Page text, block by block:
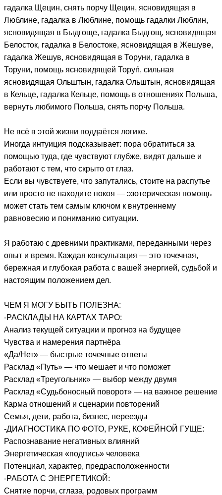
гадалка Щецин, снять порчу Щецин, ясновидящая в
Люблине, гадалка в Люблине, помощь гадалки Люблин,
ясновидящая в Быдгоще, гадалка Быдгощ, ясновидящая
Белосток, гадалка в Белостоке, ясновидящая в Жешуве,
гадалка Жешув, ясновидящая в Торуни, гадалка в
Торуни, помощь ясновидящей Торуń, сильная
ясновидящая Ольштын, гадалка Ольштын, ясновидящая
в Кельце, гадалка Кельце, помощь в отношениях Польша,
вернуть любимого Польша, снять порчу Польша.
Не всё в этой жизни поддаётся логике.
Иногда интуиция подсказывает: пора обратиться за
помощью туда, где чувствуют глубже, видят дальше и
работают с тем, что скрыто от глаз.
Если вы чувствуете, что запутались, стоите на распутье
или просто не находите покоя — эзотерическая помощь
может стать тем самым ключом к внутреннему
равновесию и пониманию ситуации.
Я работаю с древними практиками, переданными через
опыт и время. Каждая консультация — это точечная,
бережная и глубокая работа с вашей энергией, судьбой и
настоящим положением дел.
ЧЕМ Я МОГУ БЫТЬ ПОЛЕЗНА:
-РАСКЛАДЫ НА КАРТАХ ТАРО:
Анализ текущей ситуации и прогноз на будущее
Чувства и намерения партнёра
«Да/Нет» — быстрые точечные ответы
Расклад «Путь» — что мешает и что поможет
Расклад «Треугольник» — выбор между двумя
Расклад «Судьбоносный поворот» — на важное решение
Карма отношений и сценарии повторений
Семья, дети, работа, бизнес, переезды
-ДИАГНОСТИКА ПО ФОТО, РУКЕ, КОФЕЙНОЙ ГУЩЕ:
Распознавание негативных влияний
Энергетическая «подпись» человека
Потенциал, характер, предрасположенности
-РАБОТА С ЭНЕРГЕТИКОЙ:
Снятие порчи, сглаза, родовых программ